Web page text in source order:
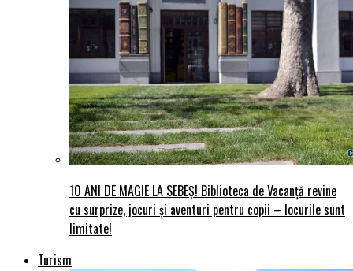
10 ANI DE MAGIE LA SEBEȘ! Biblioteca de Vacanță revine
cu surprize, jocuri și aventuri pentru copii – locurile sunt
limitate!
Turism